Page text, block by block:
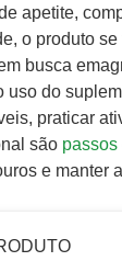
apetite,
o produto se
busca
uso do
praticar
são passos
e manter